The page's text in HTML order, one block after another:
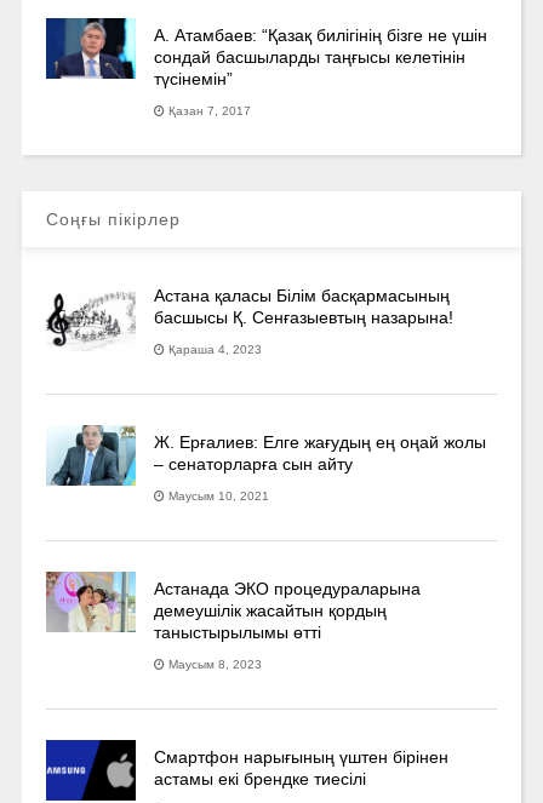
А. Атамбаев: “Қазақ билігінің бізге не үшін
сондай басшыларды таңғысы келетінін
түсінемін”
Қазан 7, 2017
Соңғы пікірлер
Астана қаласы Білім басқармасының
басшысы Қ. Сенғазыевтың назарына!
Қараша 4, 2023
Ж. Ерғалиев: Елге жағудың ең оңай жолы
– сенаторларға сын айту
Маусым 10, 2021
Астанада ЭКО процедураларына
демеушілік жасайтын қордың
таныстырылымы өтті
Маусым 8, 2023
Смартфон нарығының үштен бірінен
астамы екі брендке тиесілі